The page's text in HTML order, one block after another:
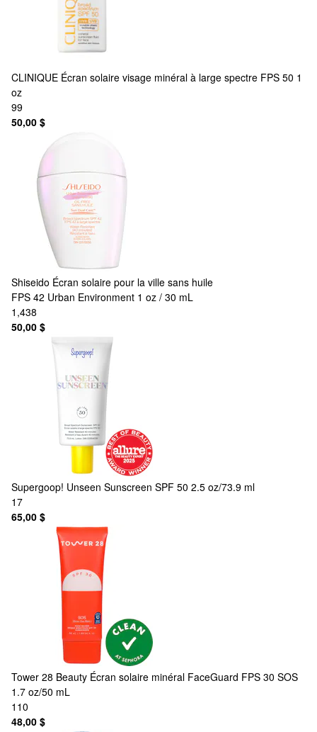
CLINIQUE Écran solaire visage minéral à large spectre FPS 50 1
oz
99
50,00 $
Shiseido Écran solaire pour la ville sans huile
FPS 42 Urban Environment 1 oz / 30 mL
1,438
50,00 $
Supergoop! Unseen Sunscreen SPF 50 2.5 oz/73.9 ml
17
65,00 $
Tower 28 Beauty Écran solaire minéral FaceGuard FPS 30 SOS
1.7 oz/50 mL
110
48,00 $